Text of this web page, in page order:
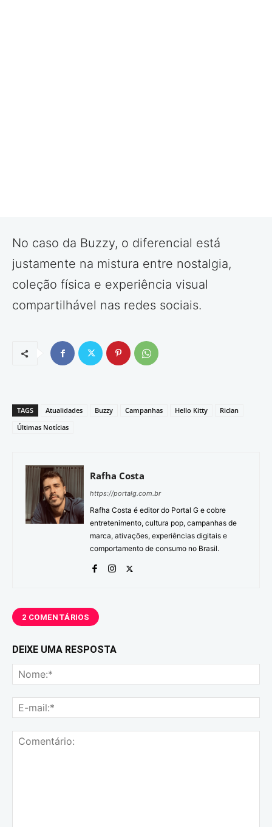
No caso da Buzzy, o diferencial está
justamente na mistura entre nostalgia,
coleção física e experiência visual
compartilhável nas redes sociais.
TAGS Atualidades Buzzy Campanhas Hello Kitty
Riclan
Últimas Notícias
Rafha Costa
https://portalg.com.br
Rafha Costa é editor do Portal G e cobre
entretenimento, cultura pop, campanhas de
marca, ativações, experiências digitais e
comportamento de consumo no Brasil.
2 COMENTÁRIOS
DEIXE UMA RESPOSTA